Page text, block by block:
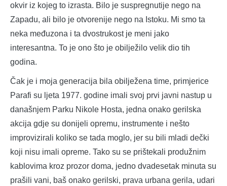
okvir iz kojeg to izrasta. Bilo je suspregnutije nego na
Zapadu, ali bilo je otvorenije nego na Istoku. Mi smo ta
neka međuzona i ta dvostrukost je meni jako
interesantna. To je ono što je obilježilo velik dio tih
godina.
Čak je i moja generacija bila obilježena time, primjerice
Parafi su ljeta 1977. godine imali svoj prvi javni nastup u
današnjem Parku Nikole Hosta, jedna onako gerilska
akcija gdje su donijeli opremu, instrumente i nešto
improvizirali koliko se tada moglo, jer su bili mladi dečki
koji nisu imali opreme. Tako su se prištekali produžnim
kablovima kroz prozor doma, jedno dvadesetak minuta su
prašili vani, baš onako gerilski, prava urbana gerila, udari